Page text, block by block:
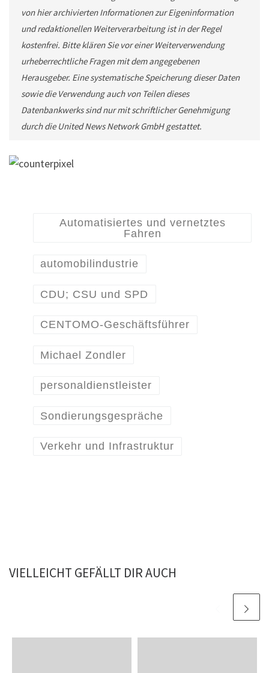
von hier archivierten Informationen zur Eigeninformation
und redaktionellen Weiterverarbeitung ist in der Regel
kostenfrei. Bitte klären Sie vor einer Weiterverwendung
urheberrechtliche Fragen mit dem angegebenen
Herausgeber. Eine systematische Speicherung dieser Daten
sowie die Verwendung auch von Teilen dieses
Datenbankwerks sind nur mit schriftlicher Genehmigung
durch die United News Network GmbH gestattet.
Automatisiertes und vernetztes
Fahren
automobilindustrie
CDU; CSU und SPD
CENTOMO-Geschäftsführer
Michael Zondler
personaldienstleister
Sondierungsgespräche
Verkehr und Infrastruktur
VIELLEICHT GEFÄLLT DIR AUCH